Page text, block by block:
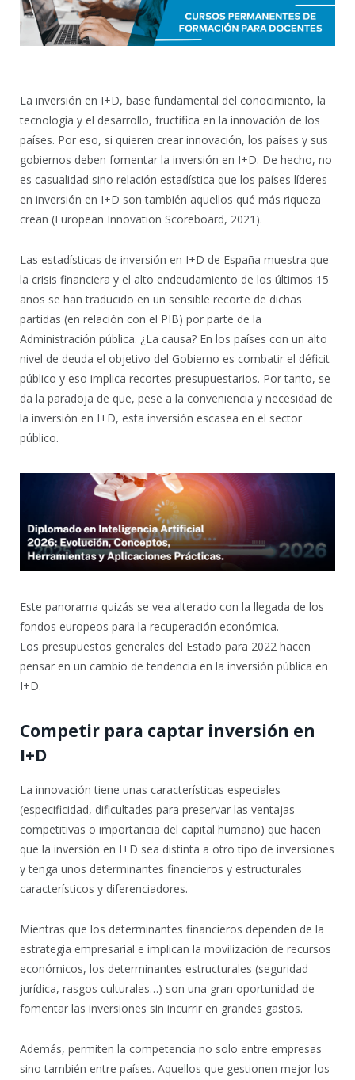
La inversión en I+D, base fundamental del conocimiento, la
tecnología y el desarrollo, fructifica en la innovación de los
países. Por eso, si quieren crear innovación, los países y sus
gobiernos deben fomentar la inversión en I+D. De hecho, no
es casualidad sino relación estadística que los países líderes
en inversión en I+D son también aquellos qué más riqueza
crean (European Innovation Scoreboard, 2021).
Las estadísticas de inversión en I+D de España muestra que
la crisis financiera y el alto endeudamiento de los últimos 15
años se han traducido en un sensible recorte de dichas
partidas (en relación con el PIB) por parte de la
Administración pública. ¿La causa? En los países con un alto
nivel de deuda el objetivo del Gobierno es combatir el déficit
público y eso implica recortes presupuestarios. Por tanto, se
da la paradoja de que, pese a la conveniencia y necesidad de
la inversión en I+D, esta inversión escasea en el sector
público.
Este panorama quizás se vea alterado con la llegada de los
fondos europeos para la recuperación económica.
Los presupuestos generales del Estado para 2022 hacen
pensar en un cambio de tendencia en la inversión pública en
I+D.
Competir para captar inversión en
I+D
La innovación tiene unas características especiales
(especificidad, dificultades para preservar las ventajas
competitivas o importancia del capital humano) que hacen
que la inversión en I+D sea distinta a otro tipo de inversiones
y tenga unos determinantes financieros y estructurales
característicos y diferenciadores.
Mientras que los determinantes financieros dependen de la
estrategia empresarial e implican la movilización de recursos
económicos, los determinantes estructurales (seguridad
jurídica, rasgos culturales…) son una gran oportunidad de
fomentar las inversiones sin incurrir en grandes gastos.
Además, permiten la competencia no solo entre empresas
sino también entre países. Aquellos que gestionen mejor los